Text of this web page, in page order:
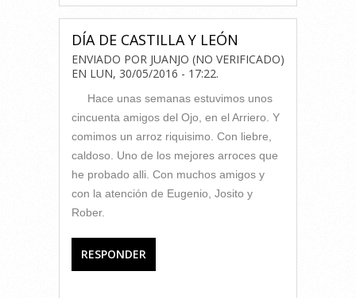
DÍA DE CASTILLA Y LEÓN
ENVIADO POR JUANJO (NO VERIFICADO)
EN LUN, 30/05/2016 - 17:22.
Hace unas semanas estuvimos unos
cincuenta amigos del Ojo, en el Arriero. Y
comimos un arroz riquisimo. Con liebre,
caldoso. Uno de los mejores arroces que
he probado alli. Con muchos amigos y
con la atención de Eugenio, Josito y
Rober.
RESPONDER